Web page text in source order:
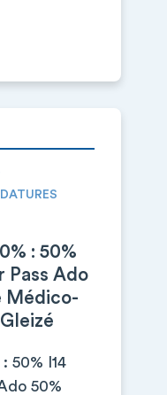
: 50%
Pass Ado
Médico-
50% I14
50%